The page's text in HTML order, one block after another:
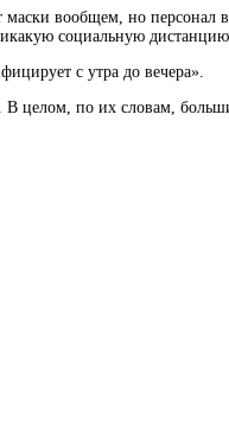
вообщем, но персонал
социальную
с утра до вечера».
В целом, по их словам,